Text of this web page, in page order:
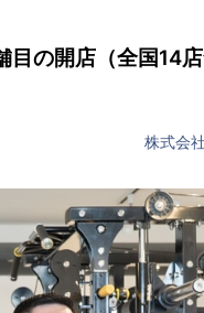
の開店（全国14店
株式会